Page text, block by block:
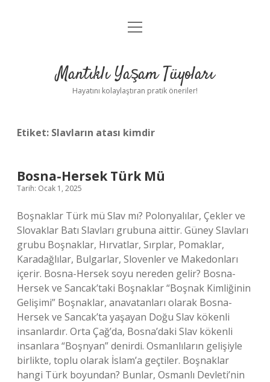
Anasayfa
Yasal Uyarı
menüyü
Mantıklı Yaşam Tüyoları
Hayatını kolaylaştıran pratik öneriler!
Etiket: Slavların atası kimdir
Bosna-Hersek Türk Mü
Tarih: Ocak 1, 2025
Boşnaklar Türk mü Slav mı? Polonyalılar, Çekler ve
Slovaklar Batı Slavları grubuna aittir. Güney Slavları
grubu Boşnaklar, Hırvatlar, Sırplar, Pomaklar,
Karadağlılar, Bulgarlar, Slovenler ve Makedonları
içerir. Bosna-Hersek soyu nereden gelir? Bosna-
Hersek ve Sancak’taki Boşnaklar “Boşnak Kimliğinin
Gelişimi” Boşnaklar, anavatanları olarak Bosna-
Hersek ve Sancak’ta yaşayan Doğu Slav kökenli
insanlardır. Orta Çağ’da, Bosna’daki Slav kökenli
insanlara “Boşnyan” denirdi. Osmanlıların gelişiyle
birlikte, toplu olarak İslam’a geçtiler. Boşnaklar
hangi Türk boyundan? Bunlar, Osmanlı Devleti’nin